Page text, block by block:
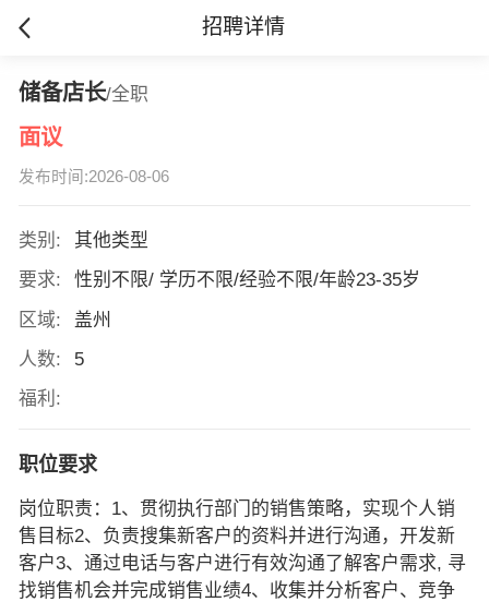
招聘详情
储备店长/全职
面议
发布时间:2026-08-06
类别:
其他类型
要求:
性别不限/ 学历不限/经验不限/年龄23-35岁
区域:
盖州
人数:
5
福利:
职位要求
岗位职责：1、贯彻执行部门的销售策略，实现个人销
售目标2、负责搜集新客户的资料并进行沟通，开发新
客户3、通过电话与客户进行有效沟通了解客户需求, 寻
找销售机会并完成销售业绩4、收集并分析客户、竞争